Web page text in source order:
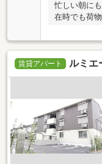
忙しい朝に
在時でも荷
賃貸アパート ルミ